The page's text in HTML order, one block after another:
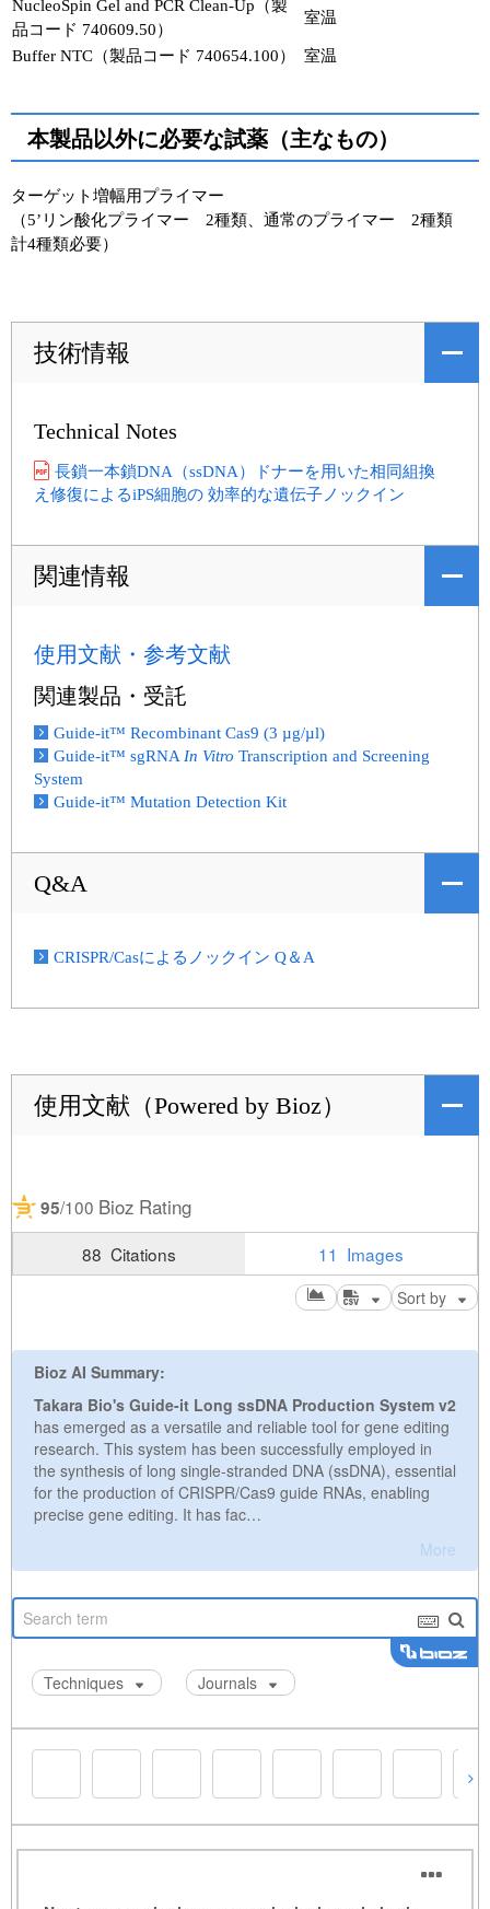
NucleoSpin Gel and PCR Clean-Up（製
品コード 740609.50）
室温
Buffer NTC（製品コード 740654.100） 室温
本製品以外に必要な試薬（主なもの）
ターゲット増幅用プライマー
（5’リン酸化プライマー 2種類、通常のプライマー 2種類
計4種類必要）
技術情報
Technical Notes
長鎖一本鎖DNA（ssDNA）ドナーを用いた相同組換
え修復によるiPS細胞の 効率的な遺伝子ノックイン
関連情報
使用文献・参考文献
関連製品・受託
Guide-it™ Recombinant Cas9 (3 µg/µl)
Guide-it™ sgRNA In Vitro Transcription and Screening
System
Guide-it™ Mutation Detection Kit
Q&A
CRISPR/Casによるノックイン Q＆A
使用文献（Powered by Bioz）